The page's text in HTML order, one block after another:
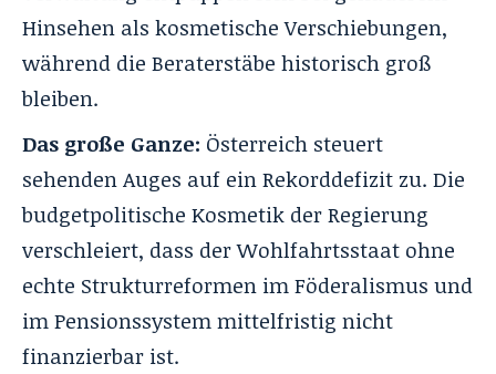
Hinsehen als kosmetische Verschiebungen,
während die Beraterstäbe historisch groß
bleiben.
Das große Ganze: Österreich steuert
sehenden Auges auf ein Rekorddefizit zu. Die
budgetpolitische Kosmetik der Regierung
verschleiert, dass der Wohlfahrtsstaat ohne
echte Strukturreformen im Föderalismus und
im Pensionssystem mittelfristig nicht
finanzierbar ist.